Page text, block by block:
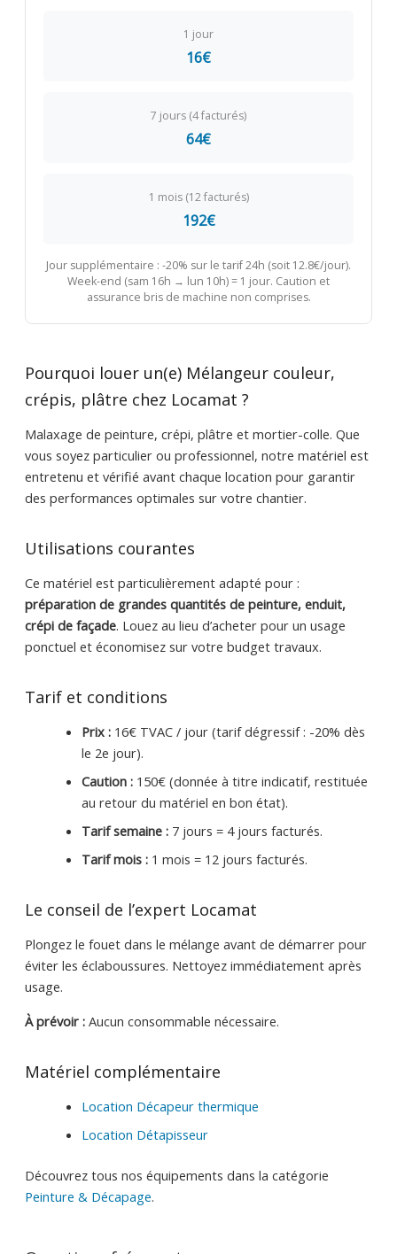
1 jour
16€
7 jours (4 facturés)
64€
1 mois (12 facturés)
192€
Jour supplémentaire : -20% sur le tarif 24h (soit 12.8€/jour).
Week-end (sam 16h → lun 10h) = 1 jour. Caution et
assurance bris de machine non comprises.
Pourquoi louer un(e) Mélangeur couleur,
crépis, plâtre chez Locamat ?
Malaxage de peinture, crépi, plâtre et mortier-colle. Que
vous soyez particulier ou professionnel, notre matériel est
entretenu et vérifié avant chaque location pour garantir
des performances optimales sur votre chantier.
Utilisations courantes
Ce matériel est particulièrement adapté pour :
préparation de grandes quantités de peinture, enduit,
crépi de façade. Louez au lieu d’acheter pour un usage
ponctuel et économisez sur votre budget travaux.
Tarif et conditions
Prix :16€ TVAC / jour (tarif dégressif : -20% dès
le 2e jour).
Caution :150€ (donnée à titre indicatif, restituée
au retour du matériel en bon état).
Tarif semaine :7 jours = 4 jours facturés.
Tarif mois :1 mois = 12 jours facturés.
Le conseil de l’expert Locamat
Plongez le fouet dans le mélange avant de démarrer pour
éviter les éclaboussures. Nettoyez immédiatement après
usage.
À prévoir :Aucun consommable nécessaire.
Matériel complémentaire
Location Décapeur thermique
Location Détapisseur
Découvrez tous nos équipements dans la catégorie
Peinture & Décapage.